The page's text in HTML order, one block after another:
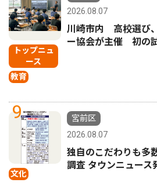
トップニュ
ース
教育
2026.08.07
川崎市内 高校選び
ー協会が主催 初の
9
文化
宮前区
2026.08.07
独自のこだわりも多
調査 タウンニュース